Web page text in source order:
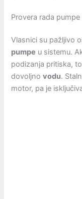
Provera rada
Vlasnici su pažljivo
pumpe u sistemu.
podizanja pritiska,
dovoljnovodu.
motor, pa je